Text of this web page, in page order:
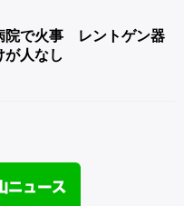
院で火事 レントゲン器
人なし